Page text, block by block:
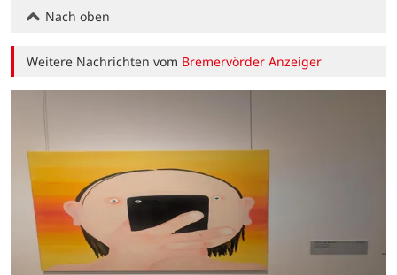
Nach oben
Weitere Nachrichten vom Bremervörder Anzeiger